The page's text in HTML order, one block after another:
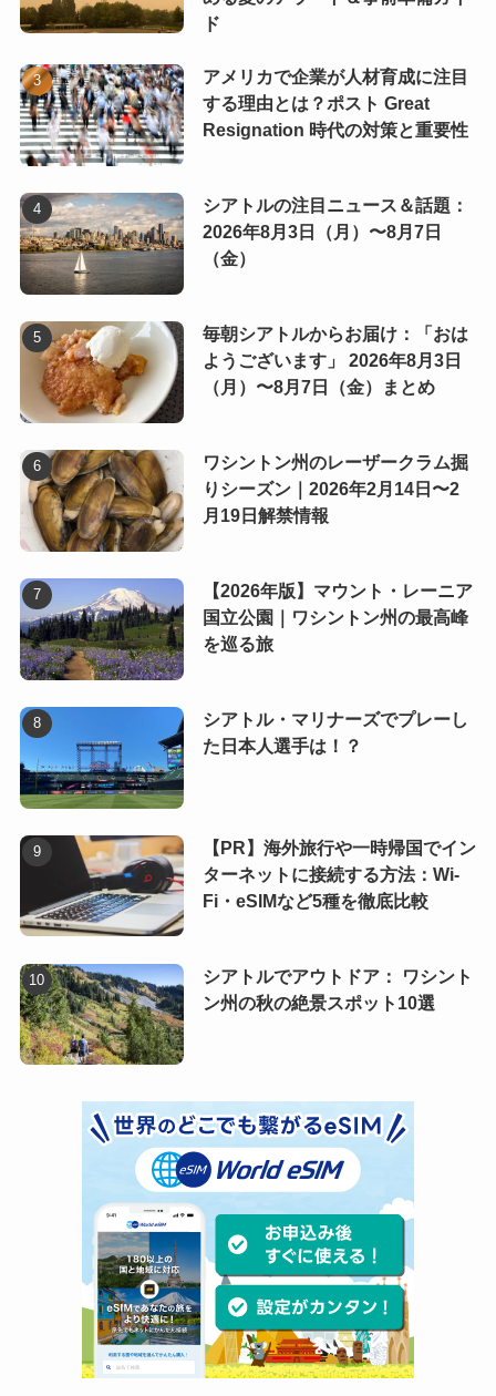
ド
アメリカで企業が人材育成に注目
する理由とは？ポスト Great
Resignation 時代の対策と重要性
シアトルの注目ニュース＆話題：
2026年8月3日（月）〜8月7日
（金）
毎朝シアトルからお届け：「おは
ようございます」 2026年8月3日
（月）〜8月7日（金）まとめ
ワシントン州のレーザークラム掘
りシーズン｜2026年2月14日〜2
月19日解禁情報
【2026年版】マウント・レーニア
国立公園｜ワシントン州の最高峰
を巡る旅
シアトル・マリナーズでプレーし
た日本人選手は！？
【PR】海外旅行や一時帰国でイン
ターネットに接続する方法：Wi-
Fi・eSIMなど5種を徹底比較
シアトルでアウトドア： ワシント
ン州の秋の絶景スポット10選